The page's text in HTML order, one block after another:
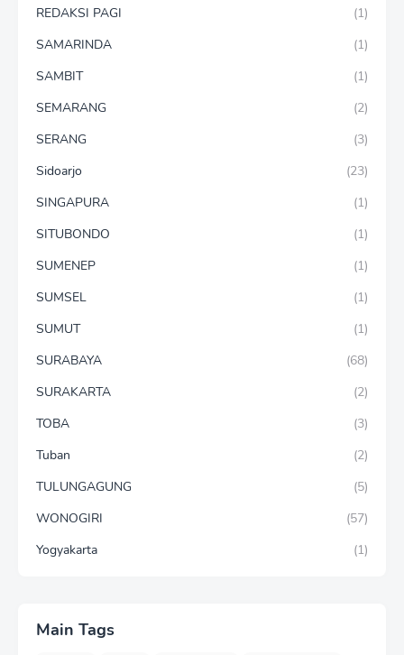
REDAKSI PAGI
(1)
SAMARINDA
(1)
SAMBIT
(1)
SEMARANG
(2)
SERANG
(3)
Sidoarjo
(23)
SINGAPURA
(1)
SITUBONDO
(1)
SUMENEP
(1)
SUMSEL
(1)
SUMUT
(1)
SURABAYA
(68)
SURAKARTA
(2)
TOBA
(3)
Tuban
(2)
TULUNGAGUNG
(5)
WONOGIRI
(57)
Yogyakarta
(1)
Main Tags